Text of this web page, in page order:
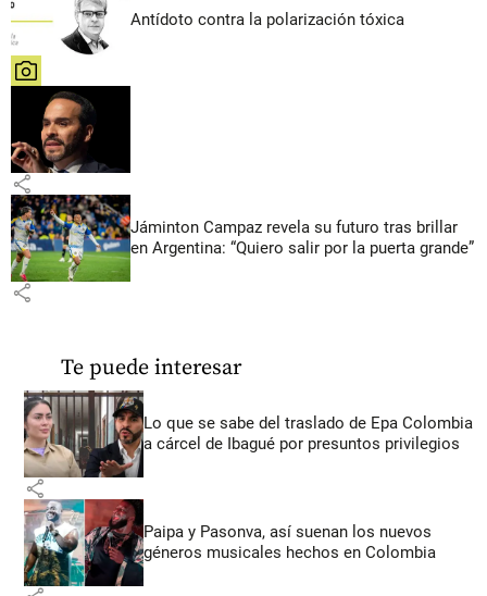
Antídoto contra la polarización tóxica
share
share
Jáminton Campaz revela su futuro tras brillar
en Argentina: “Quiero salir por la puerta grande”
share
Te puede interesar
Lo que se sabe del traslado de Epa Colombia
a cárcel de Ibagué por presuntos privilegios
share
Paipa y Pasonva, así suenan los nuevos
géneros musicales hechos en Colombia